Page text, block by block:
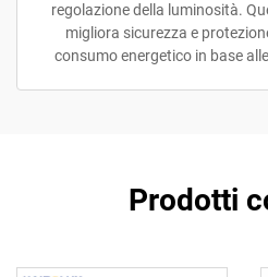
regolazione della luminosità.
migliora sicurezza e
consumo energetico in base
Prodotti